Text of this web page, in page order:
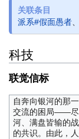
关联条目
派系#假面愚者
科技
联觉信标
自奔向银河的那
交流的困局——尽
河、满盘皆输的
的共识。由此，